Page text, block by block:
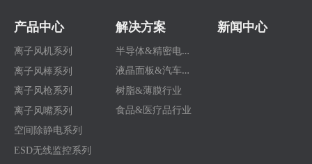
产品中心
离子风机系列
离子风棒系列
离子风枪系列
离子风嘴系列
空间除静电系列
ESD无线监控系列
解决方案
半
导体&精密电子行业
液
晶面板&汽车行业
树脂&薄膜行业
食品&医疗品行业
新闻中心